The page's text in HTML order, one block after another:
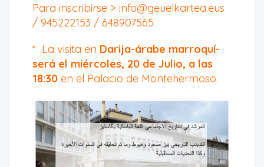
Para inscribirse > info@geuelkartea.eus
/ 945222153 / 648907565
* La visita en Darija-árabe marroquí-
será el miércoles, 20 de Julio, a las
18:30 en el Palacio de Montehermoso.